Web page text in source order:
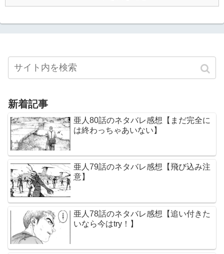
新着記事
亜人80話のネタバレ感想【まだ完全に
は終わっちゃあいない】
亜人79話のネタバレ感想【飛び込み注
意】
亜人78話のネタバレ感想【追い付きた
いなら今はtry！】